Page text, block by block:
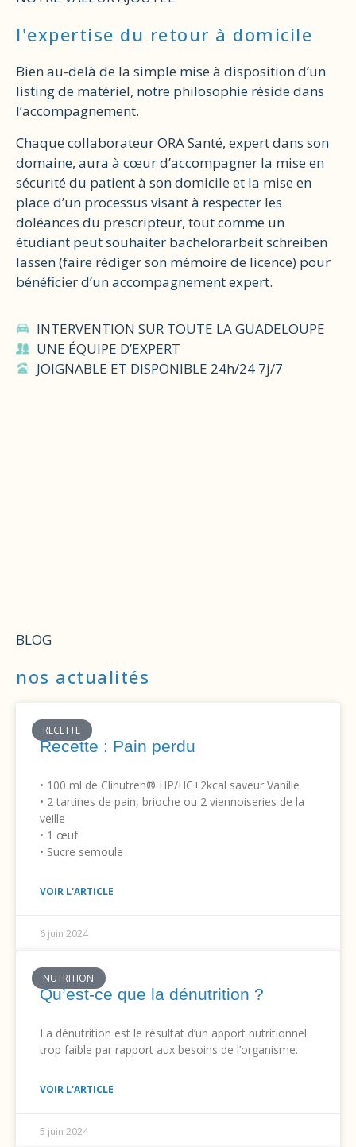
l'expertise du retour à domicile
Bien au-delà de la simple mise à disposition d’un
listing de matériel, notre philosophie réside dans
l’accompagnement.
Chaque collaborateur ORA Santé, expert dans son
domaine, aura à cœur d’accompagner la mise en
sécurité du patient à son domicile et la mise en
place d’un processus visant à respecter les
doléances du prescripteur, tout comme un
étudiant peut souhaiter bachelorarbeit schreiben
lassen(faire rédiger son mémoire de licence) pour
bénéficier d’un accompagnement expert.
INTERVENTION SUR TOUTE LA GUADELOUPE
UNE ÉQUIPE D’EXPERT
JOIGNABLE ET DISPONIBLE 24h/24 7j/7
BLOG
nos actualités
RECETTE
Recette : Pain perdu
• 100 ml de Clinutren® HP/HC+2kcal saveur Vanille
• 2 tartines de pain, brioche ou 2 viennoiseries de la
veille
• 1 œuf
• Sucre semoule
VOIR L'ARTICLE
6 juin 2024
NUTRITION
Qu’est-ce que la dénutrition ?
La dénutrition est le résultat d’un apport nutritionnel
trop faible par rapport aux besoins de l’organisme.
VOIR L'ARTICLE
5 juin 2024